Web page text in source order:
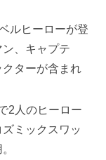
ルヒーローが登
、キャプテ
ターが含まれ
2人のヒーロー
ミックスワッ